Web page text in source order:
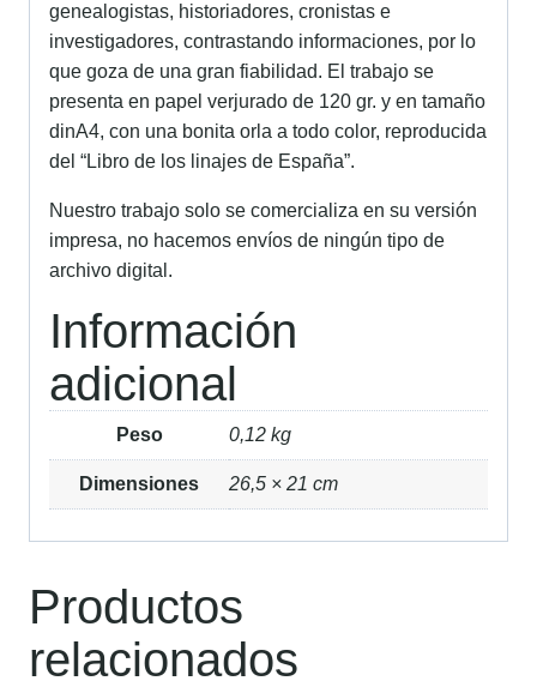
genealogistas, historiadores, cronistas e
investigadores, contrastando informaciones, por lo
que goza de una gran fiabilidad. El trabajo se
presenta en papel verjurado de 120 gr. y en tamaño
dinA4, con una bonita orla a todo color, reproducida
del “Libro de los linajes de España”.
Nuestro trabajo solo se comercializa en su versión
impresa, no hacemos envíos de ningún tipo de
archivo digital.
Información
adicional
Peso 0,12 kg
Dimensiones 26,5 × 21 cm
Productos
relacionados